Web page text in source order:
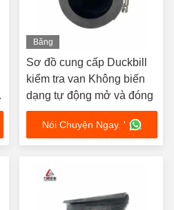
Băng
hình
Sơ đồ cung cấp Duckbill
kiểm tra van Không biến
dạng tự động mở và đóng
Nói Chuyện Ngay. '